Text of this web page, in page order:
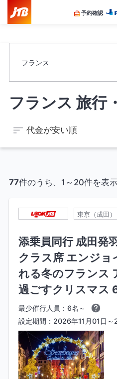
予約確認
フランス
出発日
旅行日数
フリーワード
※ワードは一語まで、スペースが
す。
空席のあるツア
閉じ
フランス 旅行
代金が安い順
77件のうち、1～20件を表
東京（成田）
添乗員同行 成田発
クラス席 エンジョ
れる冬のフランス
過ごすクリスマス
最少催行人員：6名～
設定期間：2026年11月01日